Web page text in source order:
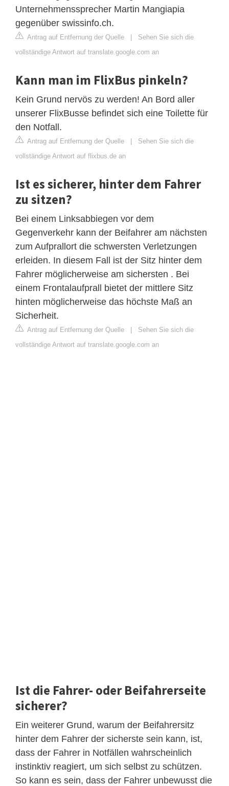
Unternehmenssprecher Martin Mangiapia
gegenüber swissinfo.ch.
Antrag auf Entfernung der Quelle | Sehen Sie sich die
vollständige Antwort auf translate.google.com an
Kann man im FlixBus pinkeln?
Kein Grund nervös zu werden! An Bord aller
unserer FlixBusse befindet sich eine Toilette für
den Notfall.
Antrag auf Entfernung der Quelle | Sehen Sie sich die
vollständige Antwort auf flixbus.de an
Ist es sicherer, hinter dem Fahrer
zu sitzen?
Bei einem Linksabbiegen vor dem
Gegenverkehr kann der Beifahrer am nächsten
zum Aufprallort die schwersten Verletzungen
erleiden. In diesem Fall ist der Sitz hinter dem
Fahrer möglicherweise am sichersten . Bei
einem Frontalaufprall bietet der mittlere Sitz
hinten möglicherweise das höchste Maß an
Sicherheit.
Antrag auf Entfernung der Quelle | Sehen Sie sich die
vollständige Antwort auf translate.google.com an
Ist die Fahrer- oder Beifahrerseite
sicherer?
Ein weiterer Grund, warum der Beifahrersitz
hinter dem Fahrer der sicherste sein kann, ist,
dass der Fahrer in Notfällen wahrscheinlich
instinktiv reagiert, um sich selbst zu schützen.
So kann es sein, dass der Fahrer unbewusst die